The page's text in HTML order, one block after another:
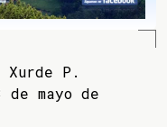
Xurde P.
mayo de